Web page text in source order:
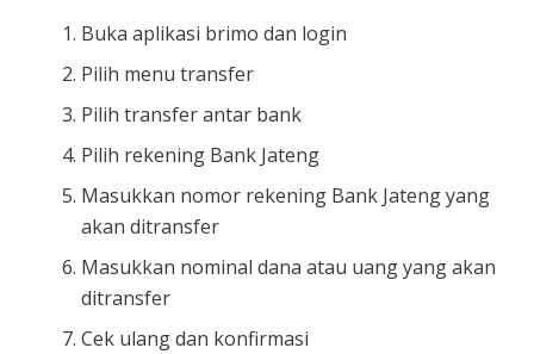
Buka aplikasi brimo dan login
Pilih menu transfer
Pilih transfer antar bank
Pilih rekening Bank Jateng
Masukkan nomor rekening Bank Jateng yang
akan ditransfer
Masukkan nominal dana atau uang yang akan
ditransfer
Cek ulang dan konfirmasi